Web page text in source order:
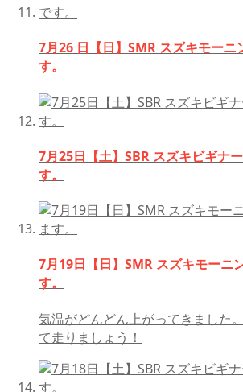
7月26 日【日】SMR スズキモーニ
す。
7月25日【土】SBR スズキビギナ
す。
7月19日【日】SMR スズキモーニ
す。
気温がどんどん上がってきました
て走りましょう！